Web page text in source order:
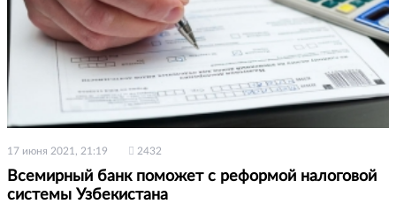
17 июня 2021, 21:19 2432
Всемирный банк поможет с реформой налоговой
системы Узбекистана